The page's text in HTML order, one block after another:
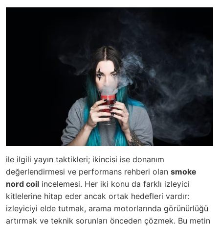
ile ilgili yayın taktikleri; ikincisi ise donanım
değerlendirmesi ve performans rehberi olan smoke
nord coil incelemesi. Her iki konu da farklı izleyici
kitlelerine hitap eder ancak ortak hedefleri vardır:
izleyiciyi elde tutmak, arama motorlarında görünürlüğü
artırmak ve teknik sorunları önceden çözmek. Bu metin